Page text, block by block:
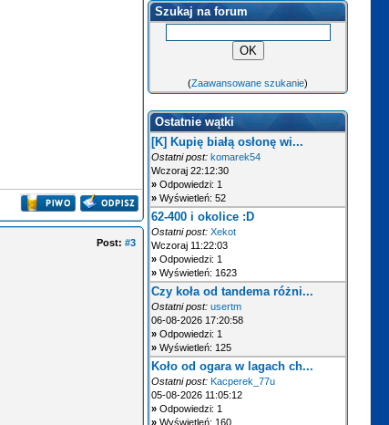
Post:#3
Szukaj na forum
(Zaawansowane szukanie)
Ostatnie wątki
[K] Kupię białą osłonę wi...
Ostatni post: komarek54
Wczoraj 22:12:30
»Odpowiedzi: 1
»Wyświetleń: 52
62-400 i okolice :D
Ostatni post: Xekot
Wczoraj 11:22:03
»Odpowiedzi: 1
»Wyświetleń: 1623
Czy koła od tandema różni...
Ostatni post: usertm
06-08-2026 17:20:58
»Odpowiedzi: 1
»Wyświetleń: 125
Koło od ogara w lagach ch...
Ostatni post: Kacperek_77u
05-08-2026 11:05:12
»Odpowiedzi: 1
»Wyświetleń: 160